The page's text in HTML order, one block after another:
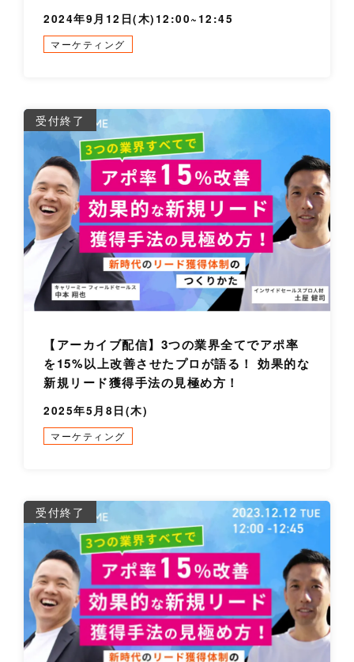
2024年9月12日(木)12:00~12:45
マーケティング
受付終了
【アーカイブ配信】3つの業界全てでアポ率
を15%以上改善させたプロが語る！ 効果的な
新規リード獲得手法の見極め方！
2025年5月8日(木)
マーケティング
受付終了